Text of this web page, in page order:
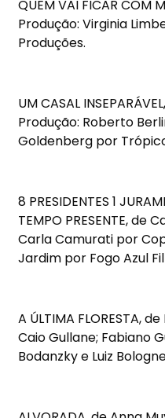
QUEM VAI FICAR COM
Produção: Virginia
Produções.
UM CASAL
Produção: Roberto
Goldenberg por
8 PRESIDENTES 1
TEMPO PRESENTE, de
Carla Camurati por
Jardim por Fogo Azul
A ÚLTIMA FLORESTA,
Caio Gullane; Fabiano
Bodanzky e Luiz